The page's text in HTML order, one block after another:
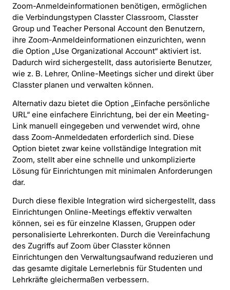
Zoom-Anmeldeinformationen benötigen, ermöglichen
die Verbindungstypen Classter Classroom, Classter
Group und Teacher Personal Account den Benutzern,
ihre Zoom-Anmeldeinformationen einzurichten, wenn
die Option „Use Organizational Account“ aktiviert ist.
Dadurch wird sichergestellt, dass autorisierte Benutzer,
wie z. B. Lehrer, Online-Meetings sicher und direkt über
Classter planen und verwalten können.
Alternativ dazu bietet die Option „Einfache persönliche
URL“ eine einfachere Einrichtung, bei der ein Meeting-
Link manuell eingegeben und verwendet wird, ohne
dass Zoom-Anmeldedaten erforderlich sind. Diese
Option bietet zwar keine vollständige Integration mit
Zoom, stellt aber eine schnelle und unkomplizierte
Lösung für Einrichtungen mit minimalen Anforderungen
dar.
Durch diese flexible Integration wird sichergestellt, dass
Einrichtungen Online-Meetings effektiv verwalten
können, sei es für einzelne Klassen, Gruppen oder
personalisierte Lehrerkonten. Durch die Vereinfachung
des Zugriffs auf Zoom über Classter können
Einrichtungen den Verwaltungsaufwand reduzieren und
das gesamte digitale Lernerlebnis für Studenten und
Lehrkräfte gleichermaßen verbessern.